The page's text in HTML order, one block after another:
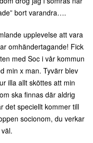
bort varandra….
upplevelse att vara
omhändertagande! Fick
med Soc i vår kommun
min x man. Tyvärr blev
illa allt sköttes att min
ska finnas där aldrig
det speciellt kommer till
socionom, du verkar